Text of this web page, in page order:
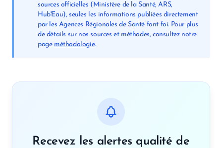
sources officielles (Ministère de la Santé, ARS,
Hub'Eau), seules les informations publiées directement
par les Agences Régionales de Santé font foi. Pour plus
de détails sur nos sources et méthodes, consultez notre
page méthodologie.
Recevez les alertes qualité de